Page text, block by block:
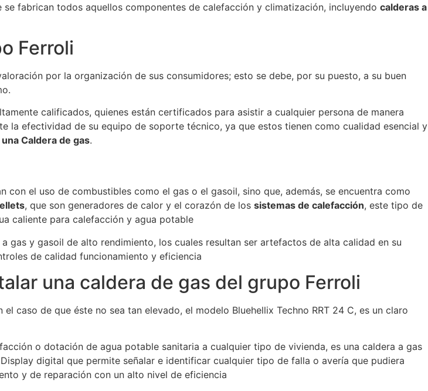
fabrican todos aquellos componentes de calefacción y climatización, incluyendo calderas a
Ferroli
por la organización de sus consumidores; esto se debe, por su puesto, a su buen
calificados, quienes están certificados para asistir a cualquier persona de manera
la efectividad de su equipo de soporte técnico, ya que estos tienen como cualidad esencial y
Caldera de gas.
con el uso de combustibles como el gas o el gasoil, sino que, además, se encuentra como
, que son generadores de calor y el corazón de los sistemas de calefacción, este tipo de
caliente para calefacción y agua potable
gas y gasoil de alto rendimiento, los cuales resultan ser artefactos de alta calidad en su
de calidad funcionamiento y eficiencia
una caldera de gas del grupo Ferroli
caso de que éste no sea tan elevado, el modelo Bluehellix Techno RRT 24 C, es un claro
o dotación de agua potable sanitaria a cualquier tipo de vivienda, es una caldera a gas
digital que permite señalar e identificar cualquier tipo de falla o avería que pudiera
y de reparación con un alto nivel de eficiencia